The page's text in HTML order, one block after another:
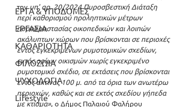
ΕΡΓΑ & ΥΠΟΔΟΜΕΣ
ΕΡΓΑΣΙΑ
ΚΑΘΑΡΙΟΤΗΤΑ
ΦΙΛΟΖΩΙΑ
ΨΥΧΟΛΟΓΙΑ
Lifestyle
την υπ' αρ. 20/2024 Πυροσβεστική Διάταξη
περί καθορισμού προληπτικών μέτρων
πυροπροστασίας οικοπεδικών και λοιπών
ακάλυπτων χώρων που βρίσκονται σε περιοχές
εντός εγκεκριμένων ρυμοτομικών σχεδίων,
εντός ορίων οικισμών χωρίς εγκεκριμένο
ρυμοτομικό σχέδιο, σε εκτάσεις που βρίσκονται
εντός ακτίνας 100 μ. από τα όρια των ανωτέρω
περιοχών, καθώς και σε εκτός σχεδίου γήπεδα
με κτίσμα», ο Δήμος Παλαιού Φαλήρου